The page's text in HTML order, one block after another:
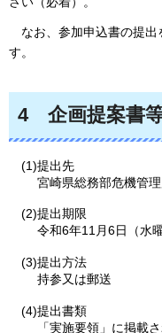
なお、 参加申込書の提出
す。
4 企画提案書
(1)提出先
宮崎県総務部危機管
(2)提出期限
令和6年11月6日（水
(3)提出方法
持参又は郵送
(4)提出書類
「実施要領」に掲載